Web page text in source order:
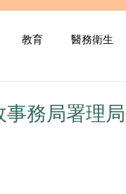
教育 醫務衛生
務局署理